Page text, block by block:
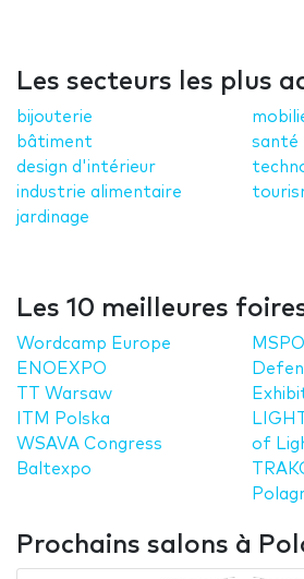
Les secteurs les plus
bijouterie
bâtiment
design d'intérieur
industrie alimentaire
jardinage
santé
Les 10 meilleures
Wordcamp Europe
ENOEXPO
TT Warsaw
ITM Polska
WSAVA Congress
Baltexpo
of
Prochains salons à